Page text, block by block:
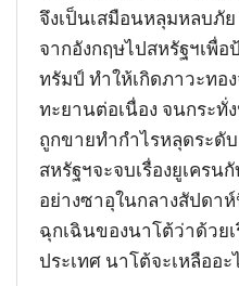
จึงเป็นเสมือนหลุมหลบภั
จากอังกฤษไปสหรัฐฯเพื่
ทรัมป์ ทำให้เกิดภาวะทอ
ทะยานต่อเนื่อง จนกระทั่
ถูกขายทำกำไรหลุดระดั
สหรัฐฯจะจบเรื่องยูเครน
อย่างซาอุในกลางสัปดา
ฉุกเฉินของนาโต้ว่าด้วย
ประเทศ นาโต้จะเหลืออะ